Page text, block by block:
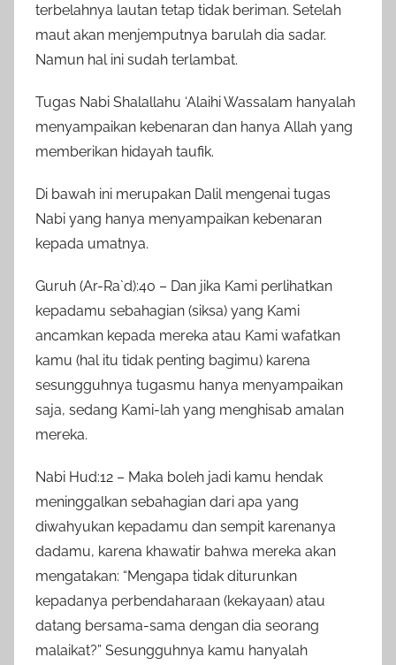
terbelahnya lautan tetap tidak beriman. Setelah
maut akan menjemputnya barulah dia sadar.
Namun hal ini sudah terlambat.
Tugas Nabi Shalallahu ‘Alaihi Wassalam hanyalah
menyampaikan kebenaran dan hanya Allah yang
memberikan hidayah taufik.
Di bawah ini merupakan Dalil mengenai tugas
Nabi yang hanya menyampaikan kebenaran
kepada umatnya.
Guruh (Ar-Ra`d):40 – Dan jika Kami perlihatkan
kepadamu sebahagian (siksa) yang Kami
ancamkan kepada mereka atau Kami wafatkan
kamu (hal itu tidak penting bagimu) karena
sesungguhnya tugasmu hanya menyampaikan
saja, sedang Kami-lah yang menghisab amalan
mereka.
Nabi Hud:12 – Maka boleh jadi kamu hendak
meninggalkan sebahagian dari apa yang
diwahyukan kepadamu dan sempit karenanya
dadamu, karena khawatir bahwa mereka akan
mengatakan: “Mengapa tidak diturunkan
kepadanya perbendaharaan (kekayaan) atau
datang bersama-sama dengan dia seorang
malaikat?” Sesungguhnya kamu hanyalah